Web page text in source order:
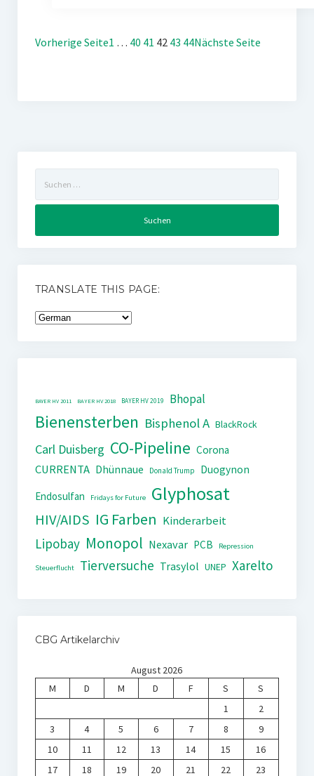
Vorherige Seite1 … 40 41 42 43 44Nächste Seite
nach:
TRANSLATE THIS PAGE:
BAYER HV 2011 BAYER HV 2018 BAYER HV 2019 Bhopal
Bienensterben Bisphenol A BlackRock
Carl Duisberg CO-Pipeline Corona
CURRENTA Dhünnaue Donald Trump
Duogynon
Endosulfan
Fridays for Future Glyphosat
HIV/AIDS IG Farben Kinderarbeit
Lipobay Monopol Nexavar PCB Repression
Steuerflucht Tierversuche Trasylol UNEP Xarelto
CBG Artikelarchiv
August 2026
M
D M D F S
S
1
2
3
4 5 6 7 8
9
10
11 12 13 14 15
16
17
18 19 20 21 22 23